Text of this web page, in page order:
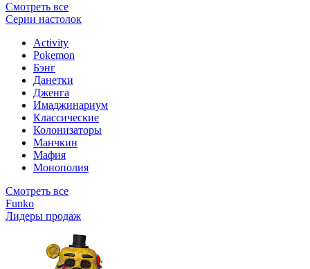
Смотреть все
Серии настолок
Activity
Pokemon
Бэнг
Данетки
Дженга
Имаджинариум
Классические
Колонизаторы
Манчкин
Мафия
Монополия
Смотреть все
Funko
Лидеры продаж